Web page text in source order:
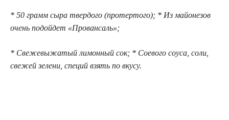
* 50 грамм сыра твердого (протертого); * Из майонезов
очень подойдет «Провансаль»;
* Свежевыжатый лимонный сок; * Соевого соуса, соли,
свежей зелени, специй взять по вкусу.